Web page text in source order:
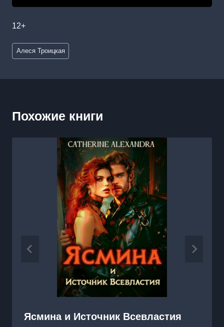
12+
Метки
записи:
Алеся Троицкая
Похожие книги
Ясмина и Источник Всевластия